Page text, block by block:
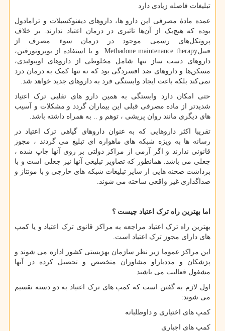
تبلیغات فاصله زیادی دارد
عمده مادۀ مصرفی این دارو ها، داروهای دیفنوکسیلات و ترامادول
بوده که هیچ‌یک از آن‌ها تاثیری در درمان اعتیاد ندارند. بر خلاف
پروتکل‌های رسمی موجود در درمان سوء مصرف از
قبیلMethadone maintenance therapy
و یا استفاده از بوپرونورفین،
داروهای دست ساز تنها شامل مخلوطی از داروهای اوپیوئیدی،
مسکن‌ها و داروهای ضد افسردگی بود که نه تنها کمک به درمان درد
نمی‌کند بلکه باعث ایجاد وابستگی فرد به داروهای جدید خواهد شد.
حتی امکان دارد وابستگی به همین دارو های تقلبی ترک اعتیاد
شدیدتر از ماده مصرفی قبلی این بیماران گردد و مشکلات و آسیب
های دیگری مانند روان پریشی ، توهم و .. به همراه داشته باشد.
تقریبا اکثر داروهایی که به عنوان داروهای گیاهی ترک اعتیاد در
رسانه ها به ویژه شبکه های ماهواره ای تبلیغ می گردند ، مجوز
قانونی ندارند و اگر آرمی از مراکز دولتی بر روی آنها چاپ شده ،
جعلی می باشد. همانطور که تصاویر تبلیغی آنها نیز جعلی است و با
برداشت صحنه هایی از سایر تبلیغات شبکه های خارجی و با مونتاژ و
صداگذاری غیر واقعی ساخته می شوند.
اما بهترین راه ترک اعتیاد چیست ؟
بهترین راه ترک اعتیاد مراجعه به مراکز قانوی ترک اعتیاد و یا کمپ
های دارای مجوز ترک اعتیاد است.
این مراکز عموما زیر نظر سازمان بهزیستی کشور اداره می شوند و
پزشکان و مددیاراو مشاوران متخصص و تحصیل کرده در آنها
مشغول فعالیت می باشند.
اول لازم به گفتن است که کمپ های ترک اعتیاد به دو دسته تقسیم
می شوند:
کمپ های اختیاری و داوطلبانه
کمپ های اجباری